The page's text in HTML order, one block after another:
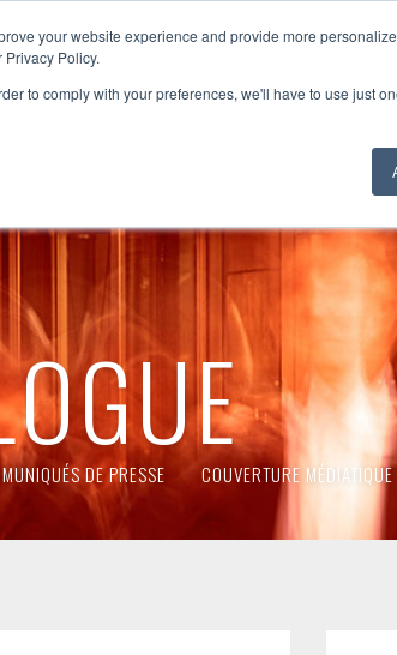
your website experience and provide more
Policy.
to comply with your preferences, we'll have to use just
À PROPOS SERVICES RÉGIONS
DE PRESSE COUVERTURE MÉDIATIQUE